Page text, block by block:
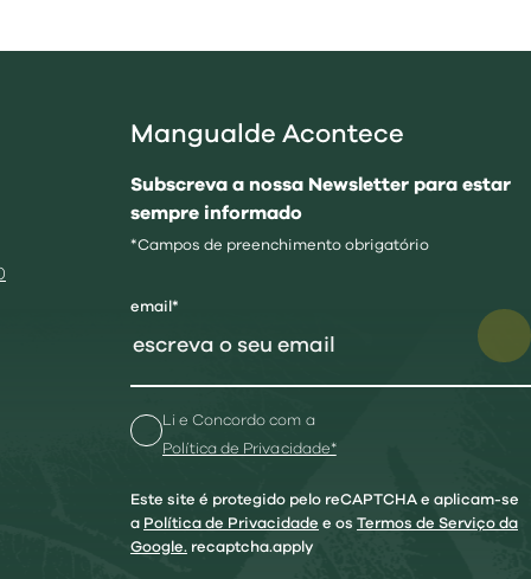
Mangualde Acontece
Subscreva a nossa Newsletter para estar
sempre informado
*Campos de preenchimento obrigatório
email*
Li e Concordo com a
Política de Privacidade*
Este site é protegido pelo reCAPTCHA e aplicam-se
a Política de Privacidade e os Termos de Serviço da
Google. recaptcha.apply